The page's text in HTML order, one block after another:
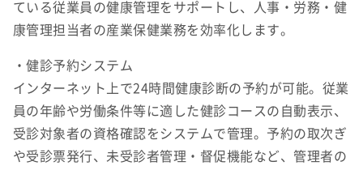
ている従業員の健康管理をサポートし、人事・労務・健
康管理担当者の産業保健業務を効率化します。
・健診予約システム
インターネット上で24時間健康診断の予約が可能。従業
員の年齢や労働条件等に適した健診コースの自動表示、
受診対象者の資格確認をシステムで管理。予約の取次ぎ
や受診票発行、未受診者管理・督促機能など、管理者の